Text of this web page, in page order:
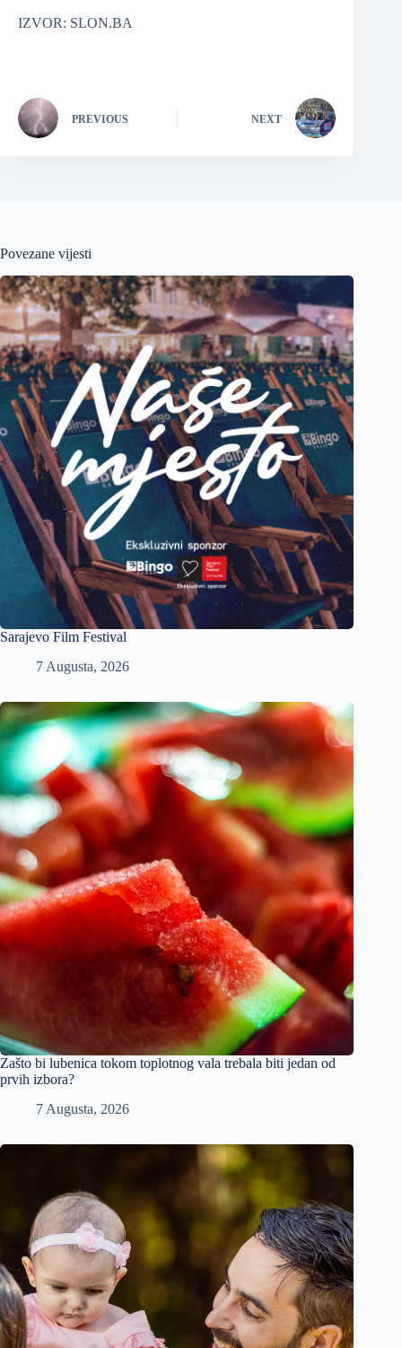
IZVOR: SLON.BA
PREVIOUS NEXT
Povezane vijesti
Sarajevo Film Festival
7 Augusta, 2026
Zašto bi lubenica tokom toplotnog vala trebala biti jedan od
prvih izbora?
7 Augusta, 2026